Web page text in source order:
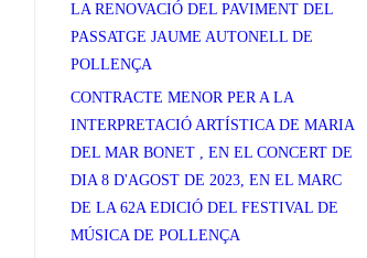
LA RENOVACIÓ DEL PAVIMENT DEL
PASSATGE JAUME AUTONELL DE
POLLENÇA
CONTRACTE MENOR PER A LA
INTERPRETACIÓ ARTÍSTICA DE MARIA
DEL MAR BONET , EN EL CONCERT DE
DIA 8 D'AGOST DE 2023, EN EL MARC
DE LA 62A EDICIÓ DEL FESTIVAL DE
MÚSICA DE POLLENÇA